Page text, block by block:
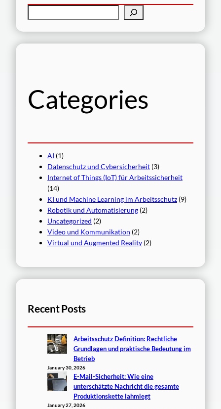
e
Categories
AI (1)
Datenschutz und Cybersicherheit (3)
Internet of Things (IoT) für Arbeitssicherheit
(14)
KI und Machine Learning im Arbeitsschutz (9)
Robotik und Automatisierung (2)
Uncategorized (2)
Video und Kommunikation (2)
Virtual und Augmented Reality (2)
Recent Posts
Arbeitsschutz Definition: Rechtliche
Grundlagen und praktische Bedeutung im
Betrieb
January 30, 2026
E-Mail-Sicherheit: Wie eine
unterschätzte Nachricht die gesamte
Produktionskette lahmlegt
January 27, 2026